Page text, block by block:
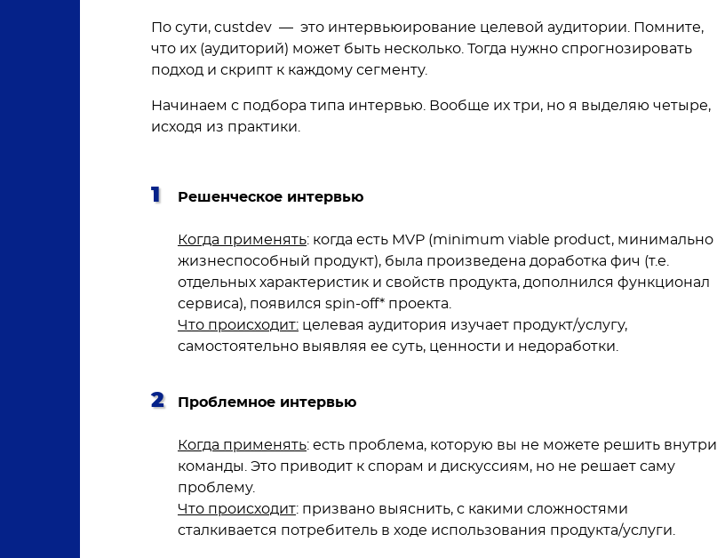
По сути, custdev — это интервьюирование целевой аудитории. Помните,
что их (аудиторий) может быть несколько. Тогда нужно спрогнозировать
подход и скрипт к каждому сегменту.
Начинаем с подбора типа интервью. Вообще их три, но я выделяю четыре,
исходя из практики.
Решенческое интервью
Когда применять: когда есть MVP (minimum viable product, минимально
жизнеспособный продукт), была произведена доработка фич (т.е.
отдельных характеристик и свойств продукта, дополнился функционал
сервиса), появился spin-off* проекта.
Что происходит: целевая аудитория изучает продукт/услугу,
самостоятельно выявляя ее суть, ценности и недоработки.
Проблемное интервью
Когда применять: есть проблема, которую вы не можете решить внутри
команды. Это приводит к спорам и дискуссиям, но не решает саму
проблему.
Что происходит: призвано выяснить, с какими сложностями
сталкивается потребитель в ходе использования продукта/услуги.